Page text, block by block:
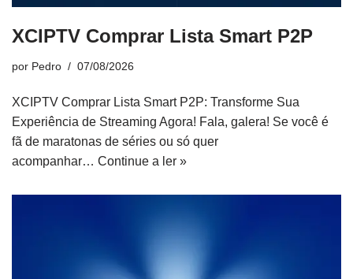
XCIPTV Comprar Lista Smart P2P
por Pedro 07/08/2026
XCIPTV Comprar Lista Smart P2P: Transforme Sua
Experiência de Streaming Agora! Fala, galera! Se você é
fã de maratonas de séries ou só quer
acompanhar… Continue a ler »